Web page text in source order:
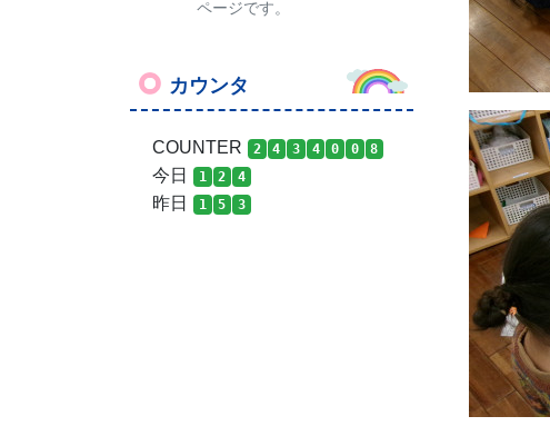
ページです。
カウンタ
COUNTER 2 4 3 4 0 0 8
今日 1 2 4
昨日 1 5 3